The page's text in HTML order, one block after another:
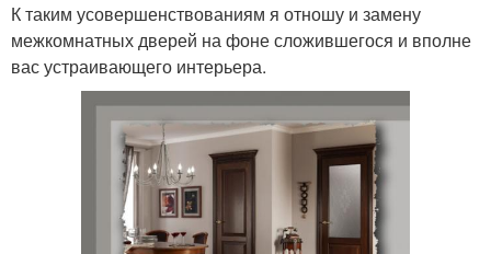
К таким усовершенствованиям я отношу и замену
межкомнатных дверей на фоне сложившегося и вполне
вас устраивающего интерьера.